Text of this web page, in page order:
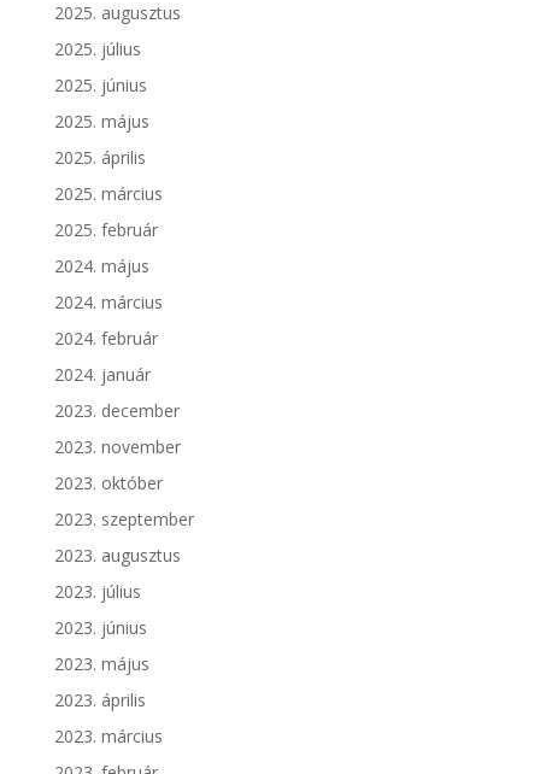
2025. augusztus
2025. július
2025. június
2025. május
2025. április
2025. március
2025. február
2024. május
2024. március
2024. február
2024. január
2023. december
2023. november
2023. október
2023. szeptember
2023. augusztus
2023. július
2023. június
2023. május
2023. április
2023. március